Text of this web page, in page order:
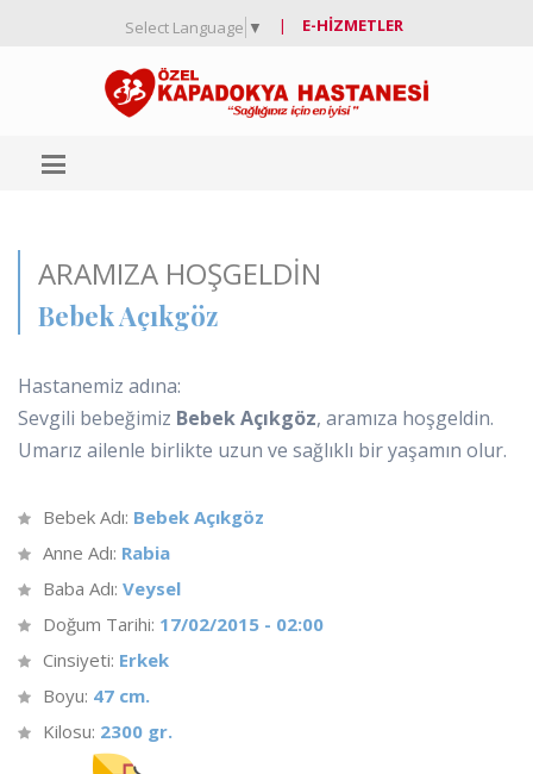
Select Language ▼ | E-HIZMETLER
ARAMIZA HOŞGELDIN
Bebek Açıkgöz
Hastanemiz adına:
Sevgili bebeğimiz Bebek Açıkgöz, aramıza hoşgeldin.
Umarız ailenle birlikte uzun ve sağlıklı bir yaşamın olur.
Bebek Adı: Bebek Açıkgöz
Anne Adı: Rabia
Baba Adı: Veysel
Doğum Tarihi: 17/02/2015 - 02:00
Cinsiyeti: Erkek
Boyu: 47 cm.
Kilosu: 2300 gr.